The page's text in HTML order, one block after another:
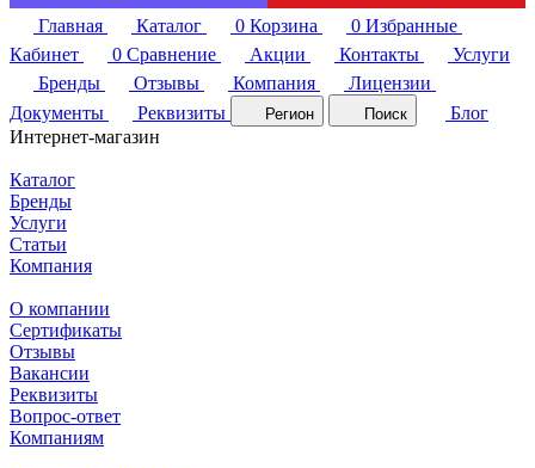
Главная Каталог 0 Корзина 0 Избранные
Кабинет
0 Сравнение Акции Контакты
Услуги
Бренды
Отзывы Компания
Лицензии
Документы
Реквизиты Регион Поиск
Блог
Интернет-магазин
Каталог
Бренды
Услуги
Статьи
Компания
О компании
Сертификаты
Отзывы
Вакансии
Реквизиты
Вопрос-ответ
Компаниям